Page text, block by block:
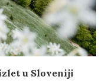
u Sloveniji